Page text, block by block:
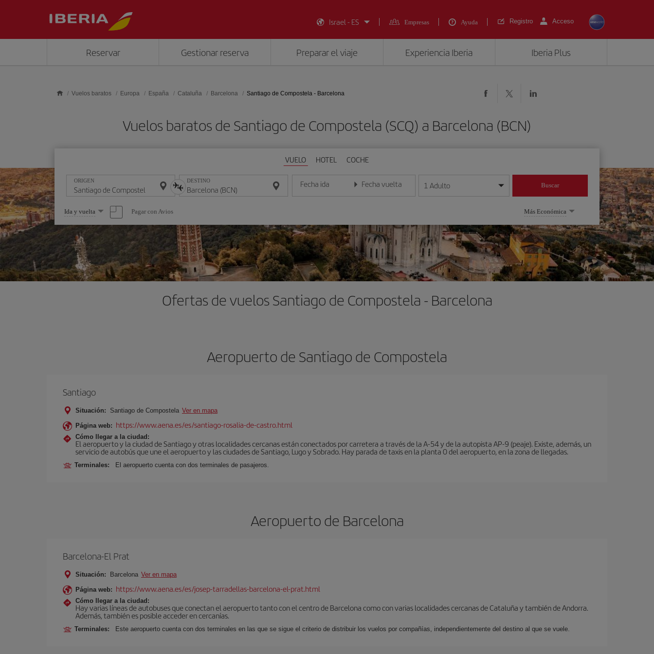
Israel - ES
Empresas Ayuda Registro Acceso
Reservar Gestionar reserva Preparar el viaje Experiencia Iberia Iberia Plus
Vuelos baratos Europa España Cataluña Barcelona Santiago de Compostela - Barcelona
Vuelos baratos de Santiago de Compostela (SCQ) a Barcelona (BCN)
VUELO HOTEL COCHE
ORIGEN DESTINO Fecha ida
Introduce la fecha en formato día/mes/año
Fecha vuelta
Introduce la fecha en formato día/mes/año
1 Adulto Buscar
Seleccione
una
opción
Ida y vuelta Pagar con Avios Más Económica
Ofertas de vuelos Santiago de Compostela - Barcelona
Aeropuerto de Santiago de Compostela
Santiago
Situación: Santiago de Compostela Ver en mapa
Página web: https://www.aena.es/es/santiago-rosalia-de-castro.html
Cómo llegar a la ciudad:
El aeropuerto y la ciudad de Santiago y otras localidades cercanas están conectados por carretera a través de la A-54 y de la autopista AP-9 (peaje). Existe, además, un
servicio de autobús que une el aeropuerto y las ciudades de Santiago, Lugo y Sobrado. Hay parada de taxis en la planta 0 del aeropuerto, en la zona de llegadas.
Terminales: El aeropuerto cuenta con dos terminales de pasajeros.
Aeropuerto de Barcelona
Barcelona-El Prat
Situación: Barcelona Ver en mapa
Página web: https://www.aena.es/es/josep-tarradellas-barcelona-el-prat.html
Cómo llegar a la ciudad:
Hay varias líneas de autobuses que conectan el aeropuerto tanto con el centro de Barcelona como con varias localidades cercanas de Cataluña y también de Andorra.
Además, también es posible acceder en cercanías.
Terminales: Este aeropuerto cuenta con dos terminales en las que se sigue el criterio de distribuir los vuelos por compañías, independientemente del destino al que se vuele.